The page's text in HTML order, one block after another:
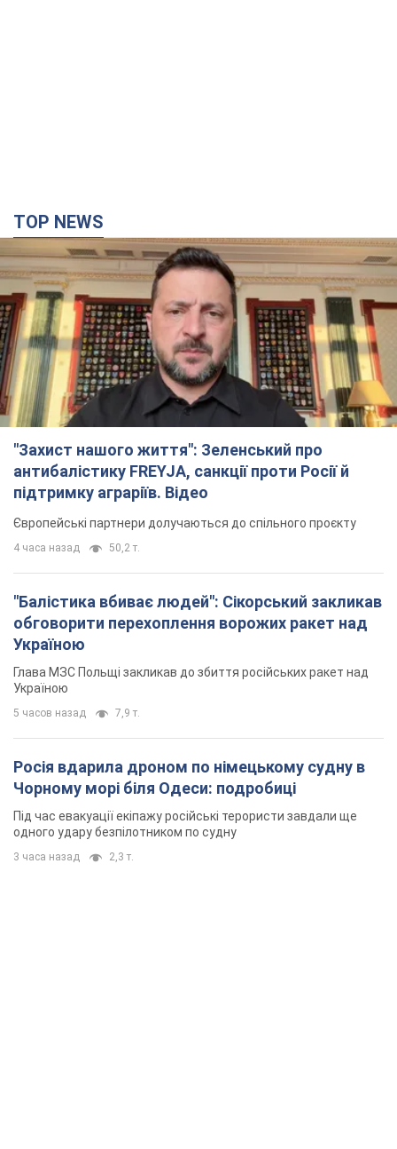
TOP NEWS
"Захист нашого життя": Зеленський про
антибалістику FREYJA, санкції проти Росії й
підтримку аграріїв. Відео
Європейські партнери долучаються до спільного проєкту
4 часа назад 50,2 т.
"Балістика вбиває людей": Сікорський закликав
обговорити перехоплення ворожих ракет над
Україною
Глава МЗС Польщі закликав до збиття російських ракет над
Україною
5 часов назад 7,9 т.
Росія вдарила дроном по німецькому судну в
Чорному морі біля Одеси: подробиці
Під час евакуації екіпажу російські терористи завдали ще
одного удару безпілотником по судну
3 часа назад 2,3 т.